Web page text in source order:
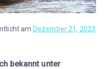
am Dezember 21, 2023
bekannt unter